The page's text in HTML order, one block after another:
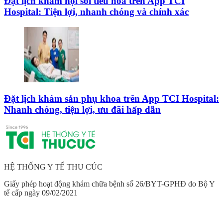
Hospital: Tiện lợi, nhanh chóng và chính xác
Đặt lịch khám sản phụ khoa trên App TCI Hospital:
Nhanh chóng, tiện lợi, ưu đãi hấp dẫn
HỆ THỐNG Y TẾ THU CÚC
Giấy phép hoạt động khám chữa bệnh số 26/BYT-GPHĐ do Bộ Y
tế cấp ngày 09/02/2021